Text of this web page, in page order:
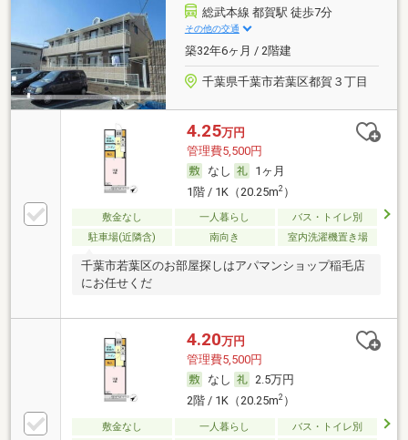
総武本線 都賀駅 徒歩7分
その他の交通
築32年6ヶ月 / 2階建
千葉県千葉市若葉区都賀３丁目
4.25万円
管理費5,500円
なし
1ヶ月
1階 / 1K（20.25m2）
敷金なし 一人暮らし
バス・トイレ別
駐車場(近隣含)
南向き 室内洗濯機置き場
千葉市若葉区のお部屋探しはアパマンショップ稲毛店
にお任せくだ
4.20万円
管理費5,500円
なし
2.5万円
2階 / 1K（20.25m2）
敷金なし 一人暮らし バス・トイレ別